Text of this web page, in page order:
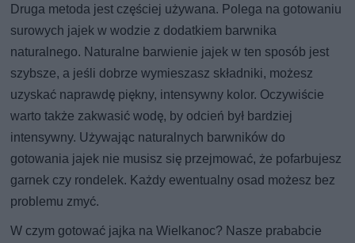
Druga metoda jest częściej używana. Polega na gotowaniu
surowych jajek w wodzie z dodatkiem barwnika
naturalnego. Naturalne barwienie jajek w ten sposób jest
szybsze, a jeśli dobrze wymieszasz składniki, możesz
uzyskać naprawdę piękny, intensywny kolor. Oczywiście
warto także zakwasić wodę, by odcień był bardziej
intensywny. Używając naturalnych barwników do
gotowania jajek nie musisz się przejmować, że pofarbujesz
garnek czy rondelek. Każdy ewentualny osad możesz bez
problemu zmyć.
W czym gotować jajka na Wielkanoc? Nasze prababcie